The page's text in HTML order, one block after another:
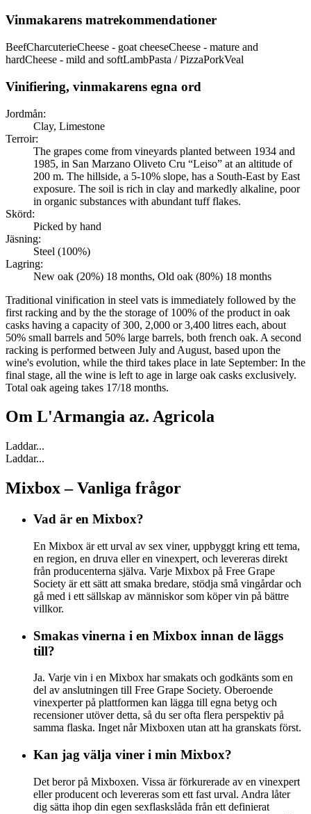
Vinmakarens matrekommendationer
BeefCharcuterieCheese - goat cheeseCheese - mature and
hardCheese - mild and softLambPasta / PizzaPorkVeal
Vinifiering, vinmakarens egna ord
Jordmån:
Clay, Limestone
Terroir:
The grapes come from vineyards planted between 1934 and
1985, in San Marzano Oliveto Cru “Leiso” at an altitude of
200 m. The hillside, a 5-10% slope, has a South-East by East
exposure. The soil is rich in clay and markedly alkaline, poor
in organic substances with abundant tuff flakes.
Skörd:
Picked by hand
Jäsning:
Steel (100%)
Lagring:
New oak (20%) 18 months, Old oak (80%) 18 months
Traditional vinification in steel vats is immediately followed by the
first racking and by the the storage of 100% of the product in oak
casks having a capacity of 300, 2,000 or 3,400 litres each, about
50% small barrels and 50% large barrels, both french oak. A second
racking is performed between July and August, based upon the
wine's evolution, while the third takes place in late September: In the
final stage, all the wine is left to age in large oak casks exclusively.
Total oak ageing takes 17/18 months.
Om L'Armangia az. Agricola
Laddar...
Laddar...
Mixbox – Vanliga frågor
Vad är en Mixbox?
En Mixbox är ett urval av sex viner, uppbyggt kring ett tema,
en region, en druva eller en vinexpert, och levereras direkt
från producenterna själva. Varje Mixbox på Free Grape
Society är ett sätt att smaka bredare, stödja små vingårdar och
gå med i ett sällskap av människor som köper vin på bättre
villkor.
Smakas vinerna i en Mixbox innan de läggs
till?
Ja. Varje vin i en Mixbox har smakats och godkänts som en
del av anslutningen till Free Grape Society. Oberoende
vinexperter på plattformen kan lägga till egna betyg och
recensioner utöver detta, så du ser ofta flera perspektiv på
samma flaska. Inget når Mixboxen utan att ha granskats först.
Kan jag välja viner i min Mixbox?
Det beror på Mixboxen. Vissa är förkurerade av en vinexpert
eller producent och levereras som ett fast urval. Andra låter
dig sätta ihop din egen sexflaskslåda från ett definierat